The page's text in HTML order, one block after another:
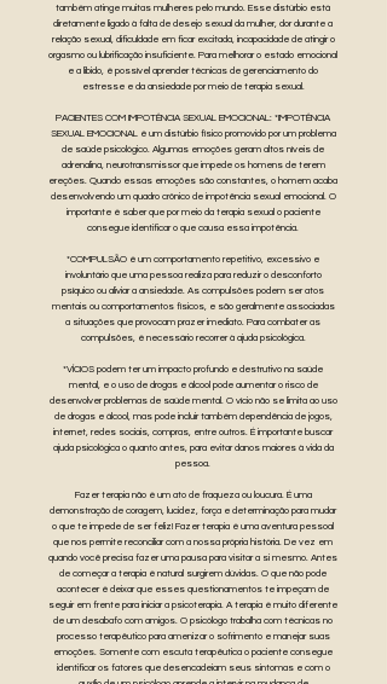
também atinge muitas mulheres pelo mundo. Esse distúrbio está
diretamente ligado à falta de desejo sexual da mulher, dor durante a
relação sexual, dificuldade em ficar excitada, incapacidade de atingir o
orgasmo ou lubrificação insuficiente. Para melhorar o estado emocional
e a libido, é possível aprender técnicas de gerenciamento do
estresse e da ansiedade por meio de terapia sexual.
PACIENTES COM IMPOTÊNCIA SEXUAL EMOCIONAL: *IMPOTÊNCIA
SEXUAL EMOCIONAL é um distúrbio físico promovido por um problema
de saúde psicológico. Algumas emoções geram altos níveis de
adrenalina, neurotransmissor que impede os homens de terem
ereções. Quando essas emoções são constantes, o homem acaba
desenvolvendo um quadro crônico de impotência sexual emocional. O
importante é saber que por meio da terapia sexual o paciente
consegue identificar o que causa essa impotência.
*COMPULSÃO é um comportamento repetitivo, excessivo e
involuntário que uma pessoa realiza para reduzir o desconforto
psíquico ou aliviar a ansiedade. As compulsões podem ser atos
mentais ou comportamentos físicos, e são geralmente associadas
a situações que provocam prazer imediato. Para combater as
compulsões, é necessário recorrer à ajuda psicológica.
*VÍCIOS podem ter um impacto profundo e destrutivo na saúde
mental, e o uso de drogas e álcool pode aumentar o risco de
desenvolver problemas de saúde mental. O vício não se limita ao uso
de drogas e álcool, mas pode incluir também dependência de jogos,
internet, redes sociais, compras, entre outros. É importante buscar
ajuda psicológica o quanto antes, para evitar danos maiores à vida da
pessoa.
Fazer terapia não é um ato de fraqueza ou loucura. É uma
demonstração de coragem, lucidez, força e determinação para mudar
o que te impede de ser feliz! Fazer terapia é uma aventura pessoal
que nos permite reconciliar com a nossa própria história. De vez em
quando você precisa fazer uma pausa para visitar a si mesmo. Antes
de começar a terapia é natural surgirem dúvidas. O que não pode
acontecer é deixar que esses questionamentos te impeçam de
seguir em frente para iniciar a psicoterapia. A terapia é muito diferente
de um desabafo com amigos. O psicólogo trabalha com técnicas no
processo terapêutico para amenizar o sofrimento e manejar suas
emoções. Somente com escuta terapêutica o paciente consegue
identificar os fatores que desencadeiam seus sintomas e com o